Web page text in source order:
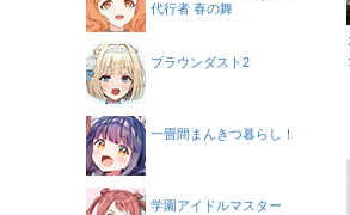
代行者 春の舞
ブラウンダスト2
一畳間まんきつ暮らし！
学園アイドルマスター